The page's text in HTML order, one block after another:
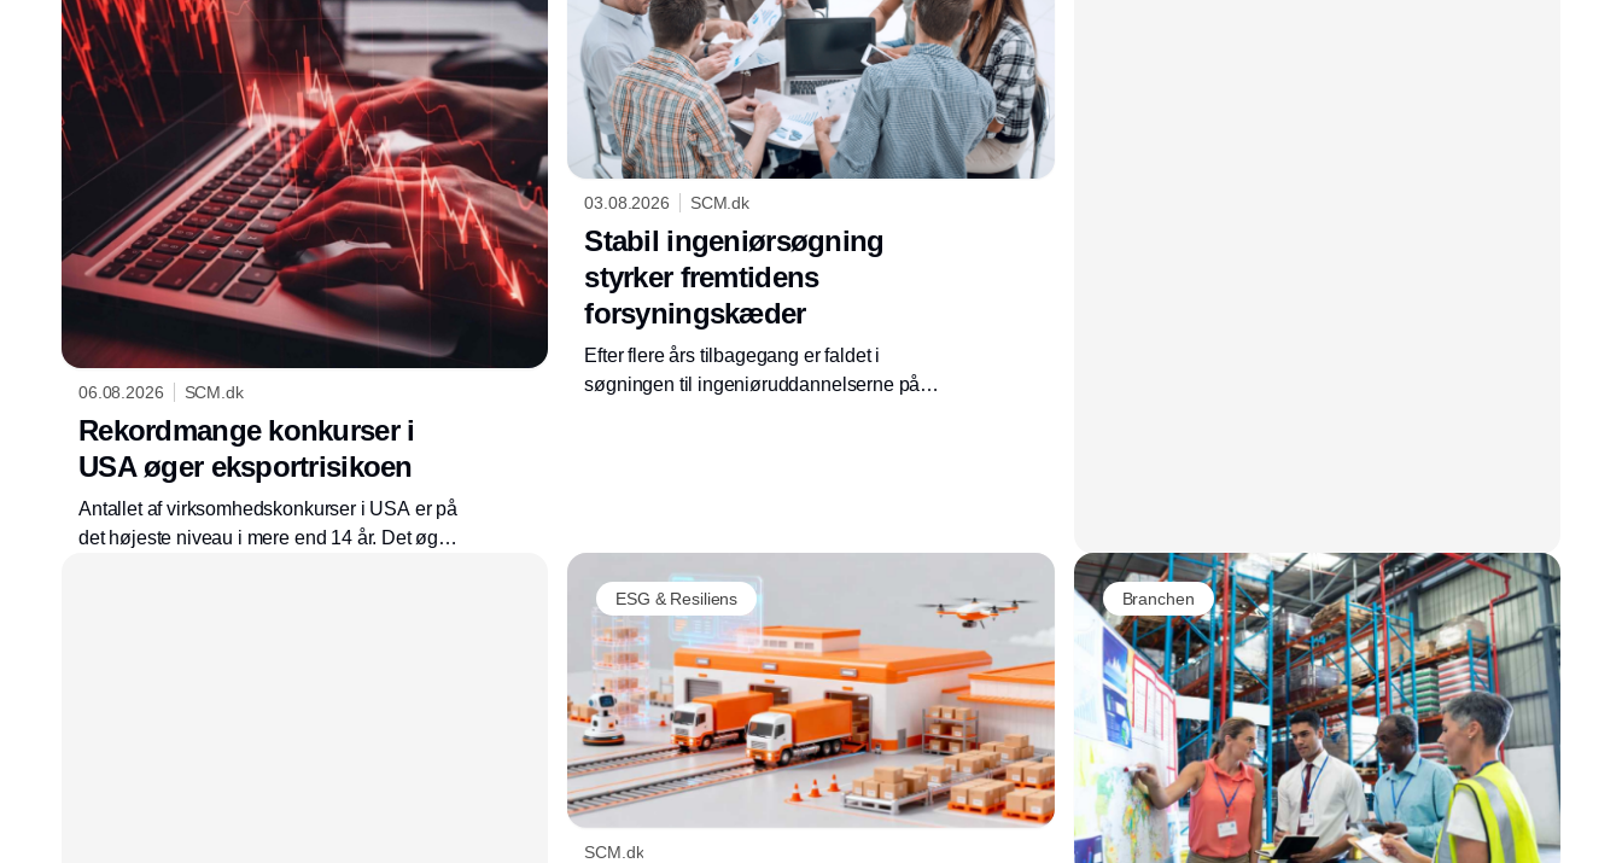
06.08.2026 SCM.dk
Rekordmange konkurser i
USA øger eksport­risikoen
Antallet af virksomhedskonkurser i USA er på
det højeste niveau i mere end 14 år. Det øger
03.08.2026 SCM.dk
Stabil ingeniørsøgning
styrker fremtidens
forsyningskæder
Efter flere års tilbagegang er faldet i
søgningen til ingeniøruddannelserne på
ESG & Resiliens
SCM.dk
Branchen